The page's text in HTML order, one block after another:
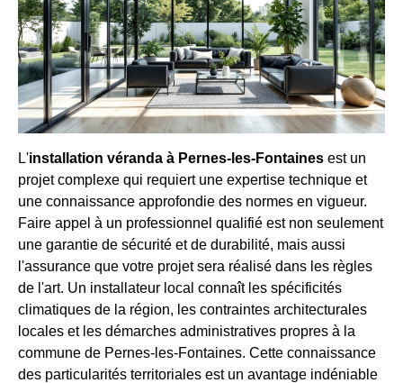
L'installation véranda à Pernes-les-Fontaines est un
projet complexe qui requiert une expertise technique et
une connaissance approfondie des normes en vigueur.
Faire appel à un professionnel qualifié est non seulement
une garantie de sécurité et de durabilité, mais aussi
l'assurance que votre projet sera réalisé dans les règles
de l'art. Un installateur local connaît les spécificités
climatiques de la région, les contraintes architecturales
locales et les démarches administratives propres à la
commune de Pernes-les-Fontaines. Cette connaissance
des particularités territoriales est un avantage indéniable